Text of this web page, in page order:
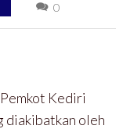
0
Kediri
diakibatkan oleh